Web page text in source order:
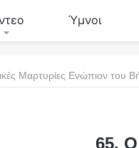
Ύμνοι
Μαρτυρίες Ενώπιον του
65.